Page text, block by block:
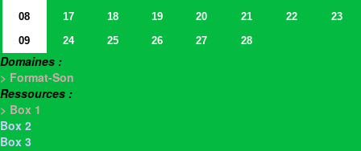
08
17 18 19 20 21 22
23
09
24 25 26 27 28
Domaines :
> Format-Son
Ressources :
> Box 1
Box 2
Box 3